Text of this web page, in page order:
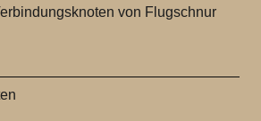
von Flugschnur